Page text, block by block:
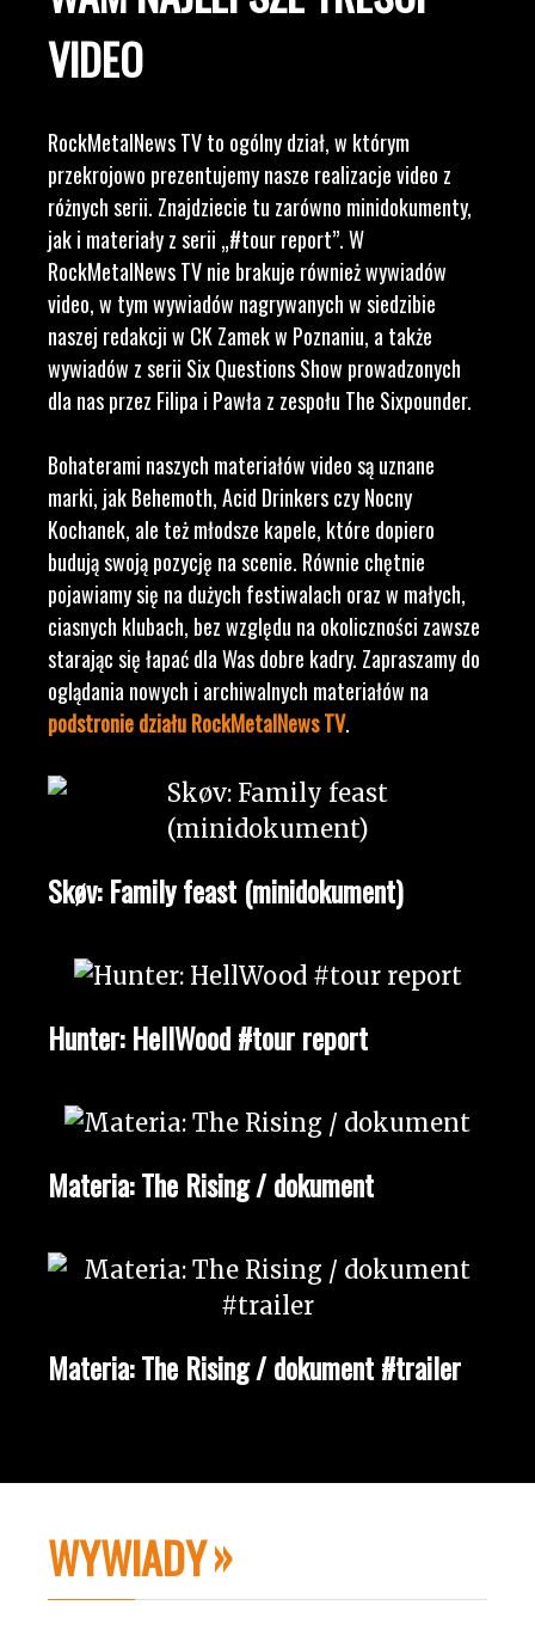
VIDEO
RockMetalNews TV to ogólny dział, w którym
przekrojowo prezentujemy nasze realizacje video z
różnych serii. Znajdziecie tu zarówno minidokumenty,
jak i materiały z serii „#tour report”. W
RockMetalNews TV nie brakuje również wywiadów
video, w tym wywiadów nagrywanych w siedzibie
naszej redakcji w CK Zamek w Poznaniu, a także
wywiadów z serii Six Questions Show prowadzonych
dla nas przez Filipa i Pawła z zespołu The Sixpounder.
Bohaterami naszych materiałów video są uznane
marki, jak Behemoth, Acid Drinkers czy Nocny
Kochanek, ale też młodsze kapele, które dopiero
budują swoją pozycję na scenie. Równie chętnie
pojawiamy się na dużych festiwalach oraz w małych,
ciasnych klubach, bez względu na okoliczności zawsze
starając się łapać dla Was dobre kadry. Zapraszamy do
oglądania nowych i archiwalnych materiałów na
podstronie działu RockMetalNews TV.
Skøv: Family feast (minidokument)
Hunter: HellWood #tour report
Materia: The Rising / dokument
Materia: The Rising / dokument #trailer
WYWIADY